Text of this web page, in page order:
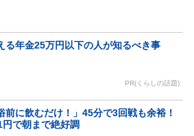
る年金25万円以下の人が知るべき事
PR(くらしの話題)
前に飲むだけ！」45分で3回戦も余裕！
円で朝まで絶好調